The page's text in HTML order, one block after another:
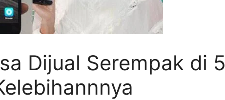
Dijual Serempak di 5